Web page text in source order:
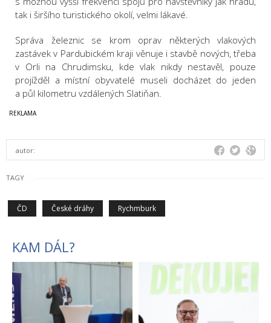
tak i širšího turistického okolí, velmi lákavé.
Správa železnic se krom oprav některých vlakových
zastávek v Pardubickém kraji věnuje i stavbě nových, třeba
v Orli na Chrudimsku, kde vlak nikdy nestavěl, pouze
projížděl a místní obyvatelé museli docházet do jeden
a půl kilometru vzdálených Slatiňan.
autor:
TAGY
ČD České dráhy Rychmburk
KAM DÁL?